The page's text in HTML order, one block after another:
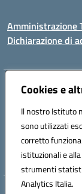
Cookies e
Il nostro Istituto
sono utilizzati
corretto
istituzionali e
strumenti
Analytics Italia.
Amministrazione
Dichiarazione di
Indirizzo:VIA A. DE
Posta elettronica
Codice fiscale:
Codice